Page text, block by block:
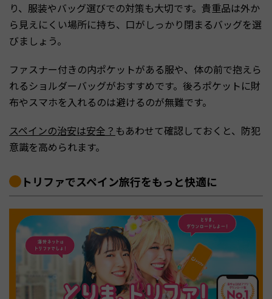
り、服装やバッグ選びでの対策も大切です。貴重品は外か
ら見えにくい場所に持ち、口がしっかり閉まるバッグを選
びましょう。
ファスナー付きの内ポケットがある服や、体の前で抱えら
れるショルダーバッグがおすすめです。後ろポケットに財
布やスマホを入れるのは避けるのが無難です。
スペインの治安は安全？ もあわせて確認しておくと、防犯
意識を高められます。
トリファでスペイン旅行をもっと快適に